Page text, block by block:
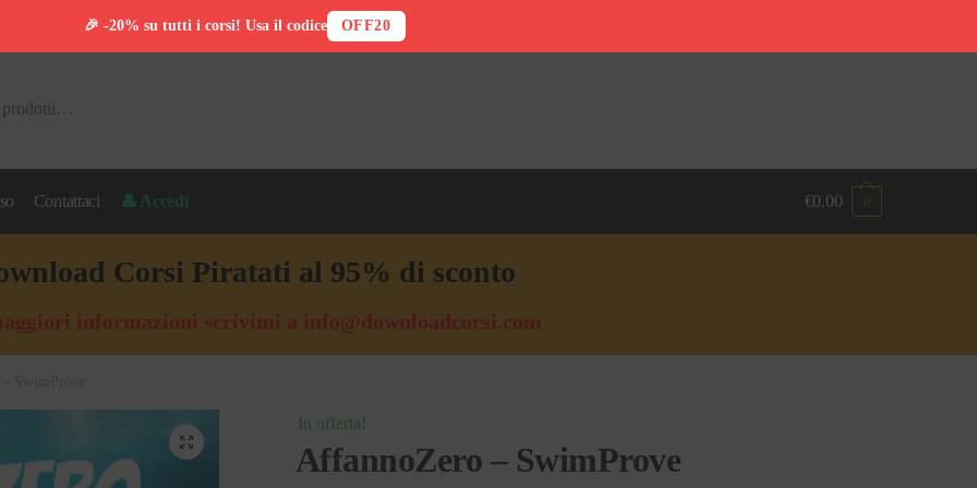
Contattaci 👤 Accedi €0.00 0
Corsi Piratati al 95% di sconto
informazioni scrivimi a info@downloadcorsi.com
🔍
In offerta!
AffannoZero – SwimProve
🎉 -20% su tutti i corsi! Usa il codice OFF20